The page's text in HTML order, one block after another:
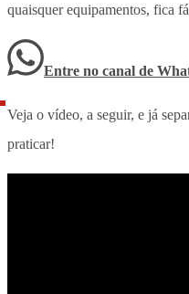
quaisquer equipamentos, fica
Entre no canal de
Veja o vídeo, a seguir, e já
praticar!